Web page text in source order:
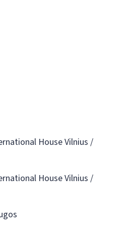
House Vilnius /
House Vilnius /